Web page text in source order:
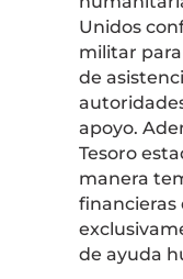
Unidos
militar
de
apoyo.
Tesoro
manera
financieras
de ayuda